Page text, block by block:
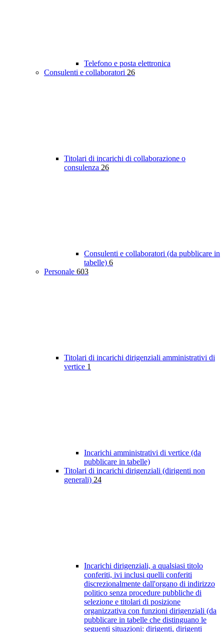
Telefono e posta elettronica
Consulenti e collaboratori 26
Titolari di incarichi di collaborazione o
consulenza 26
Consulenti e collaboratori (da pubblicare in
tabelle) 6
Personale 603
Titolari di incarichi dirigenziali amministrativi di
vertice 1
Incarichi amministrativi di vertice (da
pubblicare in tabelle)
Titolari di incarichi dirigenziali (dirigenti non
generali) 24
Incarichi dirigenziali, a qualsiasi titolo
conferiti, ivi inclusi quelli conferiti
discrezionalmente dall'organo di indirizzo
politico senza procedure pubbliche di
selezione e titolari di posizione
organizzativa con funzioni dirigenziali (da
pubblicare in tabelle che distinguano le
seguenti situazioni: dirigenti, dirigenti